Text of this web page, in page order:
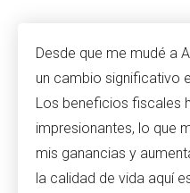
Desde que me mudé a
un cambio significativo
Los beneficios fiscales
impresionantes, lo que
mis ganancias y
la calidad de vida aquí